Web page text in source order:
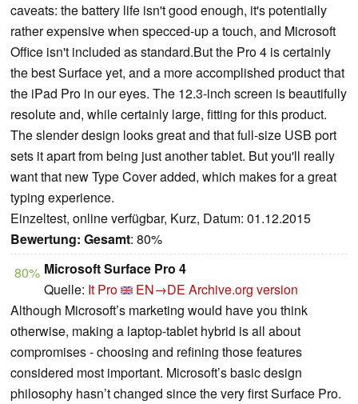
caveats: the battery life isn't good enough, it's potentially
rather expensive when specced-up a touch, and Microsoft
Office isn't included as standard.But the Pro 4 is certainly
the best Surface yet, and a more accomplished product that
the iPad Pro in our eyes. The 12.3-inch screen is beautifully
resolute and, while certainly large, fitting for this product.
The slender design looks great and that full-size USB port
sets it apart from being just another tablet. But you'll really
want that new Type Cover added, which makes for a great
typing experience.
Einzeltest, online verfügbar, Kurz, Datum: 01.12.2015
Bewertung: Gesamt: 80%
80% Microsoft Surface Pro 4
Quelle: It Pro EN→DE Archive.org version
Although Microsoft’s marketing would have you think
otherwise, making a laptop-tablet hybrid is all about
compromises - choosing and refining those features
considered most important. Microsoft’s basic design
philosophy hasn’t changed since the very first Surface Pro.